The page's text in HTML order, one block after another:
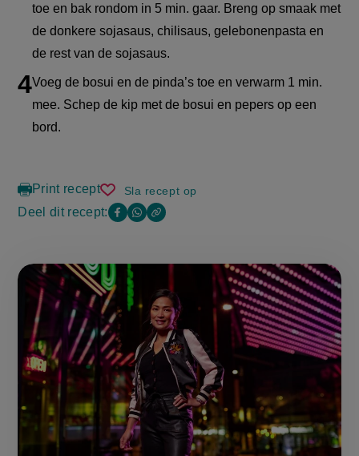
toe en bak rondom in 5 min. gaar. Breng op smaak met
de donkere sojasaus, chilisaus, gelebonenpasta en
de rest van de sojasaus.
Voeg de bosui en de pinda’s toe en verwarm 1 min.
mee. Schep de kip met de bosui en pepers op een
bord.
Print recept Sla recept op
kung
pao
chicken
Deel dit recept:
Deel
pagina
op
Facebook
(opent
in
nieuw
venster,
externe
link)
Deel
pagina
WhatsApp
(opent
in
nieuw
venster,
externe
link)
Copy
of
page